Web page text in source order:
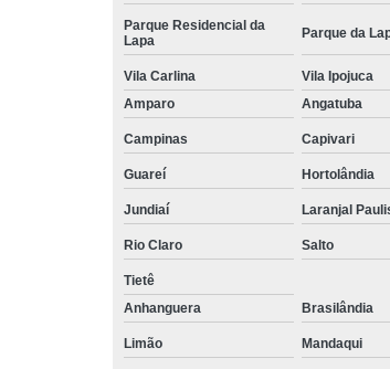
Parque Residencial da
Lapa
Parque da
Vila Carlina Vila Ipojuca
Amparo
Angatuba
Campinas Capivari
Guareí Hortolândia
Jundiaí Laranjal
Rio Claro Salto
Tietê
Anhanguera
Brasilândia
Limão Mandaqui